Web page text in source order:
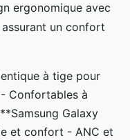
ergonomique avec
un confort
à tige pour
Confortables à
Galaxy
et confort - ANC et